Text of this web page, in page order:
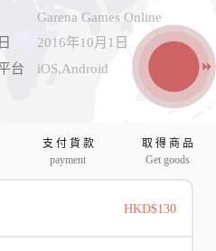
Garena Games Online
2016年10月1日
台
iOS,Android
支 付 貨 款
payment
取 得 商 品
Get goods
HKD$130